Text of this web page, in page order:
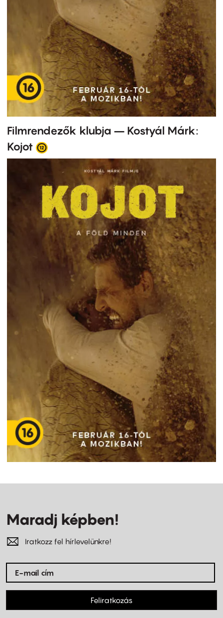
Filmrendezők klubja – Kostyál Márk:
Kojot
Maradj képben!
Iratkozz fel hírlevelünkre!
Feliratkozás